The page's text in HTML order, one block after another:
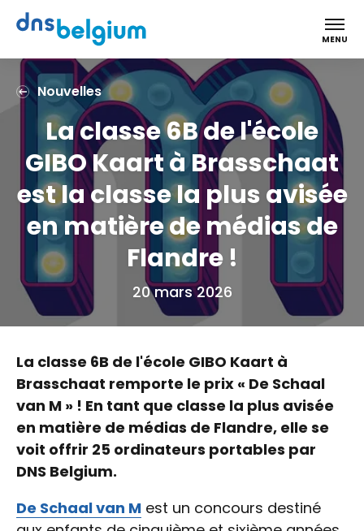
DNS Belgium
MENU
Nouvelles
La classe 6B de l'école
GIBO Kaart à Brasschaat
est la classe la plus avisée
en matière de médias de
Flandre !
20 mars 2026
La classe 6B de l'école GIBO Kaart à
Brasschaat remporte le prix « De Schaal
van M » ! En tant que classe la plus avisée
en matière de médias de Flandre, elle se
voit offrir 25 ordinateurs portables par
DNS Belgium.
De Schaal van M est un concours destiné